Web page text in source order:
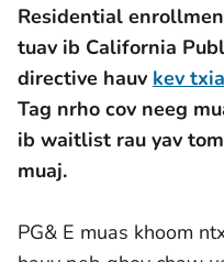
Residential
tuav ib California
directive hauv kev
Tag nrho cov neeg
ib waitlist rau yav
muaj.
PG& E muas khoom